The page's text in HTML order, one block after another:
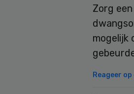
Zorg
mogelijk
Reageer